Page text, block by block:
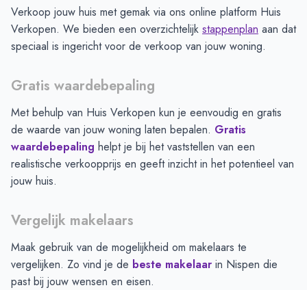
Verkoop jouw huis met gemak via ons online platform Huis
Verkopen. We bieden een overzichtelijk stappenplan aan dat
speciaal is ingericht voor de verkoop van jouw woning.
Gratis waardebepaling
Met behulp van Huis Verkopen kun je eenvoudig en gratis
de waarde van jouw woning laten bepalen. Gratis
waardebepaling helpt je bij het vaststellen van een
realistische verkoopprijs en geeft inzicht in het potentieel van
jouw huis.
Vergelijk makelaars
Maak gebruik van de mogelijkheid om makelaars te
vergelijken. Zo vind je de beste makelaar in Nispen die
past bij jouw wensen en eisen.